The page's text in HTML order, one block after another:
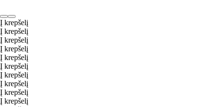
Į krepšelį
Į krepšelį
Į krepšelį
Į krepšelį
Į krepšelį
Į krepšelį
Į krepšelį
Į krepšelį
Į krepšelį
Į krepšelį